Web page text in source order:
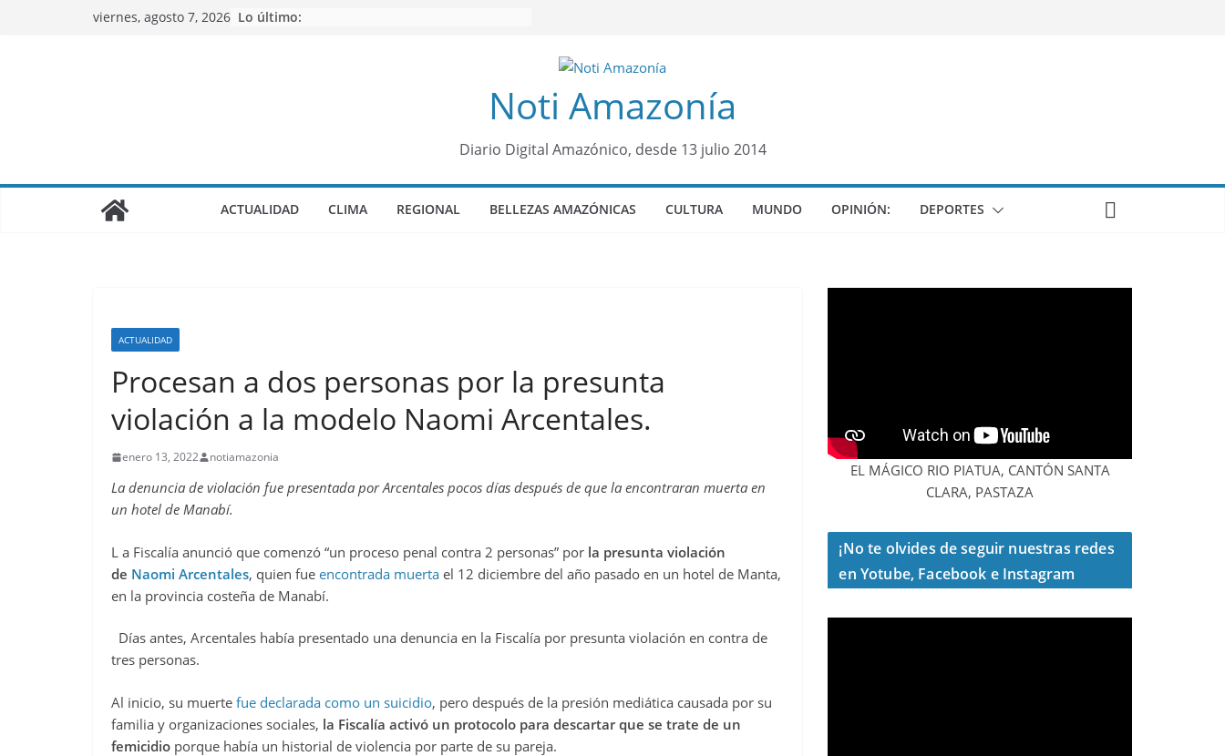
viernes, agosto 7, 2026 Lo último:
Noti Amazonía
Diario Digital Amazónico, desde 13 julio 2014
ACTUALIDAD CLIMA REGIONAL BELLEZAS AMAZÓNICAS CULTURA MUNDO OPINIÓN: DEPORTES
ACTUALIDAD
Procesan a dos personas por la presunta
violación a la modelo Naomi Arcentales.
enero 13, 2022 notiamazonia
La denuncia de violación fue presentada por Arcentales pocos días después de que la encontraran muerta en
un hotel de Manabí.
L a Fiscalía anunció que comenzó “un proceso penal contra 2 personas” por la presunta violación
de Naomi Arcentales, quien fue encontrada muerta el 12 diciembre del año pasado en un hotel de Manta,
en la provincia costeña de Manabí.
Días antes, Arcentales había presentado una denuncia en la Fiscalía por presunta violación en contra de
tres personas.
Al inicio, su muerte fue declarada como un suicidio, pero después de la presión mediática causada por su
familia y organizaciones sociales, la Fiscalía activó un protocolo para descartar que se trate de un
femicidio porque había un historial de violencia por parte de su pareja.
EL MÁGICO RIO PIATUA, CANTÓN SANTA
CLARA, PASTAZA
¡No te olvides de seguir nuestras redes
en Yotube, Facebook e Instagram